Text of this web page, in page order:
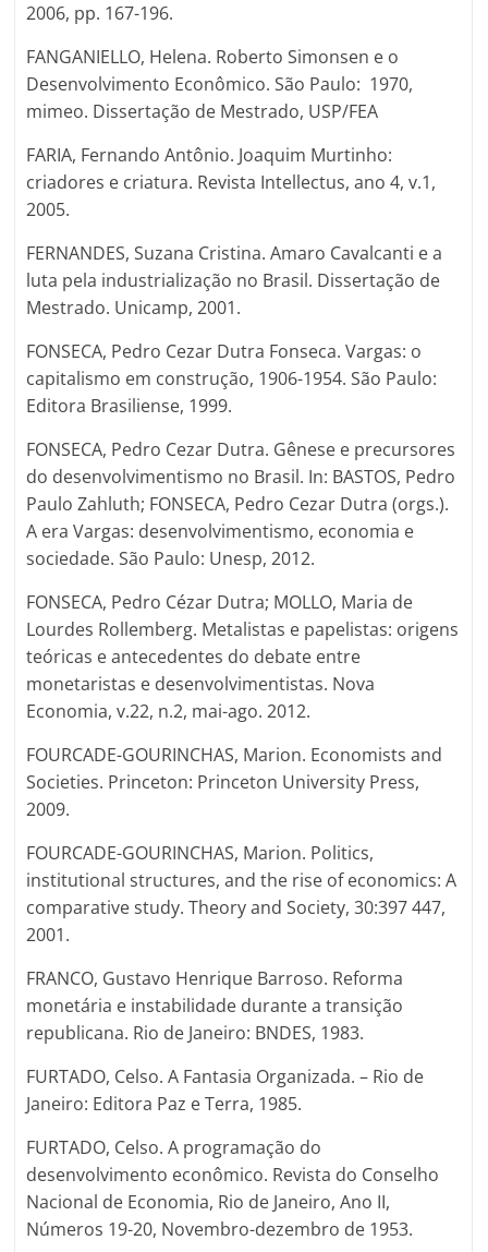
2006, pp. 167-196.
FANGANIELLO, Helena. Roberto Simonsen e o
Desenvolvimento Econômico. São Paulo: 1970,
mimeo. Dissertação de Mestrado, USP/FEA
FARIA, Fernando Antônio. Joaquim Murtinho:
criadores e criatura. Revista Intellectus, ano 4, v.1,
2005.
FERNANDES, Suzana Cristina. Amaro Cavalcanti e a
luta pela industrialização no Brasil. Dissertação de
Mestrado. Unicamp, 2001.
FONSECA, Pedro Cezar Dutra Fonseca. Vargas: o
capitalismo em construção, 1906-1954. São Paulo:
Editora Brasiliense, 1999.
FONSECA, Pedro Cezar Dutra. Gênese e precursores
do desenvolvimentismo no Brasil. In: BASTOS, Pedro
Paulo Zahluth; FONSECA, Pedro Cezar Dutra (orgs.).
A era Vargas: desenvolvimentismo, economia e
sociedade. São Paulo: Unesp, 2012.
FONSECA, Pedro Cézar Dutra; MOLLO, Maria de
Lourdes Rollemberg. Metalistas e papelistas: origens
teóricas e antecedentes do debate entre
monetaristas e desenvolvimentistas. Nova
Economia, v.22, n.2, mai-ago. 2012.
FOURCADE-GOURINCHAS, Marion. Economists and
Societies. Princeton: Princeton University Press,
2009.
FOURCADE-GOURINCHAS, Marion. Politics,
institutional structures, and the rise of economics: A
comparative study. Theory and Society, 30:397 447,
2001.
FRANCO, Gustavo Henrique Barroso. Reforma
monetária e instabilidade durante a transição
republicana. Rio de Janeiro: BNDES, 1983.
FURTADO, Celso. A Fantasia Organizada. – Rio de
Janeiro: Editora Paz e Terra, 1985.
FURTADO, Celso. A programação do
desenvolvimento econômico. Revista do Conselho
Nacional de Economia, Rio de Janeiro, Ano II,
Números 19-20, Novembro-dezembro de 1953.